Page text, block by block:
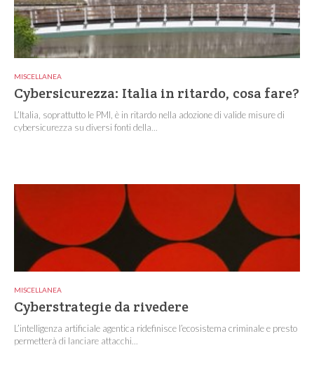
MISCELLANEA
Cybersicurezza: Italia in ritardo, cosa fare?
L’Italia, soprattutto le PMI, è in ritardo nella adozione di valide misure di
cybersicurezza su diversi fonti della...
MISCELLANEA
Cyberstrategie da rivedere
L’intelligenza artificiale agentica ridefinisce l’ecosistema criminale e presto
permetterà di lanciare attacchi...